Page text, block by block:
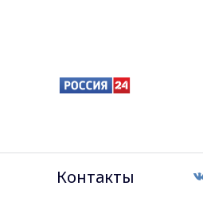
Контакты